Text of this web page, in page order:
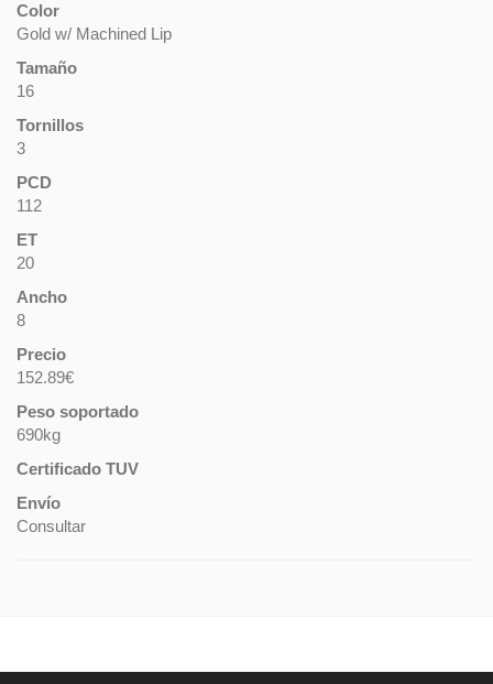
Color
Gold w/ Machined Lip
Tamaño
16
Tornillos
3
PCD
112
ET
20
Ancho
8
Precio
152.89€
Peso soportado
690kg
Certificado TUV
Envío
Consultar